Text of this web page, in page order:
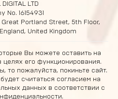
DIGITAL LTD
No. 16154931
Great Portland Street, 5th Floor,
England, United Kingdom
Вы можете оставить на
его функционирования.
то пожалуйста, покиньте сайт.
считаться согласием на
данных в соответствии с
.